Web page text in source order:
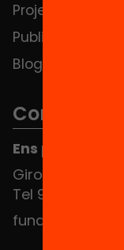
Projectes
Publicacions i
Blog
Contacte
Ens pots
Girona 34,
Tel 934 588 700